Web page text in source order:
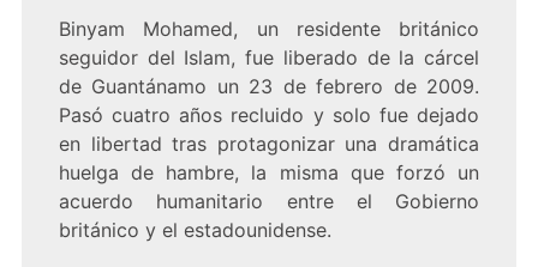
Binyam Mohamed, un residente británico
seguidor del Islam, fue liberado de la cárcel
de Guantánamo un 23 de febrero de 2009.
Pasó cuatro años recluido y solo fue dejado
en libertad tras protagonizar una dramática
huelga de hambre, la misma que forzó un
acuerdo humanitario entre el Gobierno
británico y el estadounidense.